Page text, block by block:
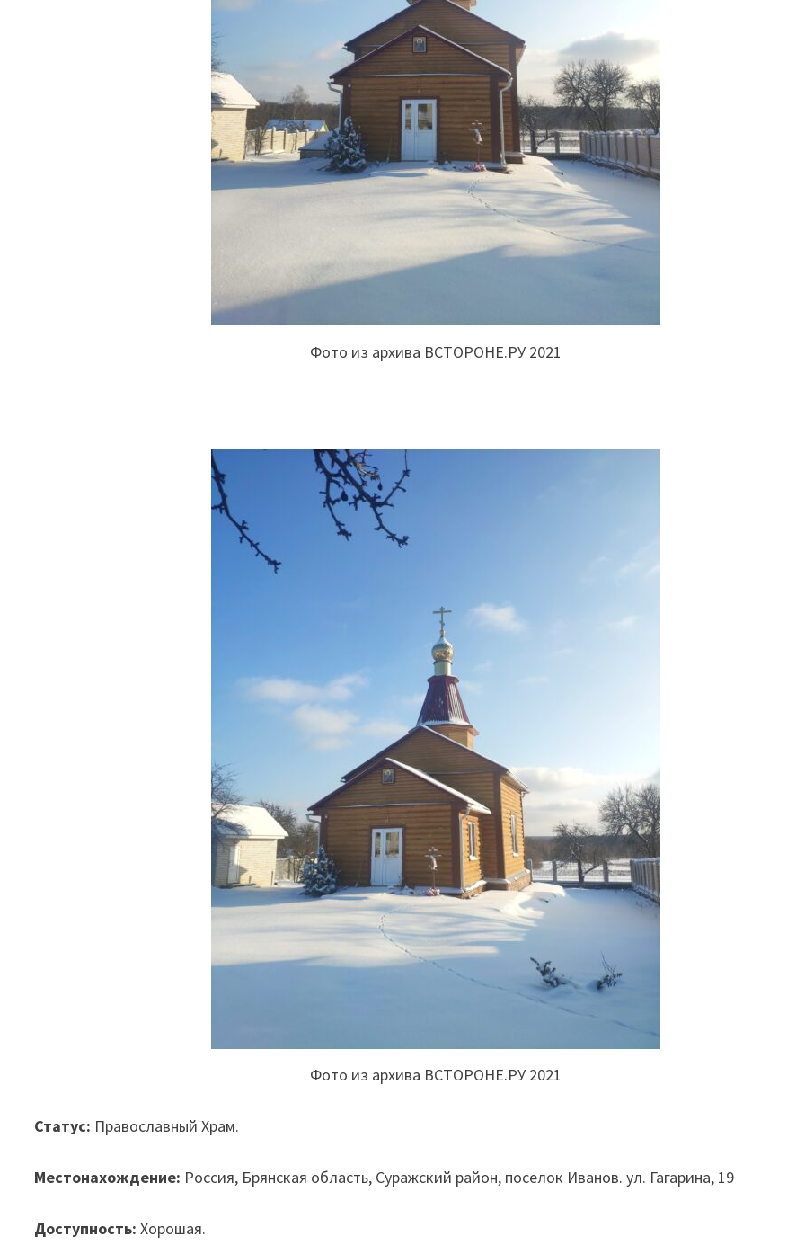
Фото из архива ВСТОРОНЕ.РУ 2021
Фото из архива ВСТОРОНЕ.РУ 2021
Статус: Православный Храм.
Местонахождение: Россия, Брянская область, Суражский район, поселок Иванов. ул. Гагарина, 19
Доступность: Хорошая.